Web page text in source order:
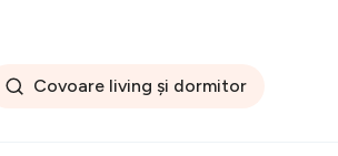
Covoare living și dormitor